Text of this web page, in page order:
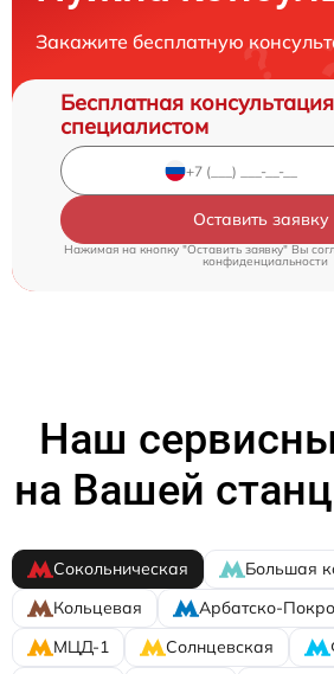
Закажите бесплатную
Бесплатная
специалистом
Оставить заявку
Нажимая на кнопку "Оставить заявку" Вы
конфиденциальности
Наш
на Вашей
Сокольническая
Большая
Кольцевая
Арбатско-
МЦД-1
Солнцевская